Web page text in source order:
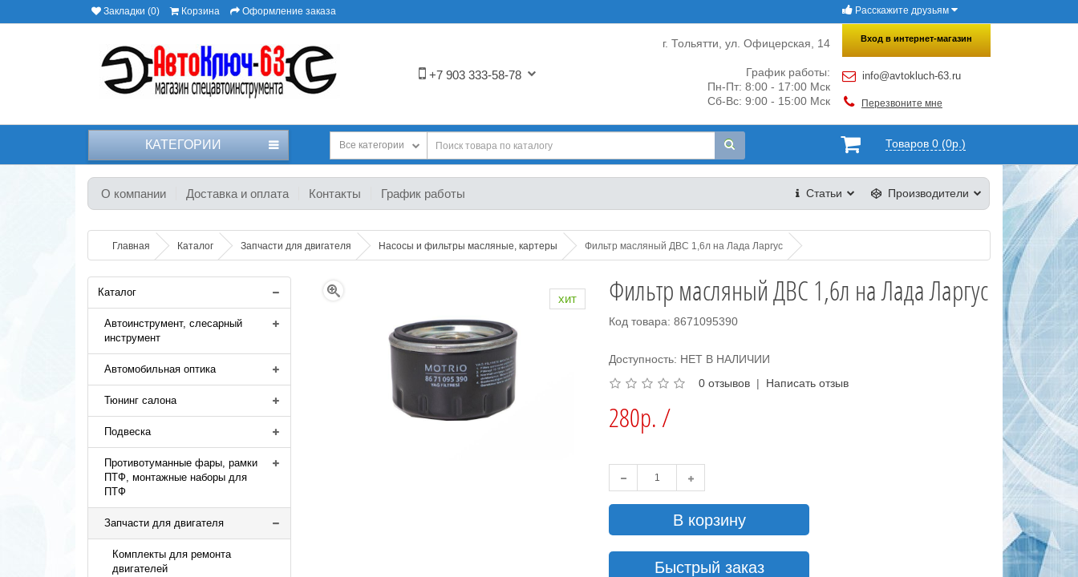
×
Закладки (0) Корзина Оформление заказа Расскажите друзьям
+7 903 333-58-78
Вход в интернет-магазин
info@avtokluch-63.ru
Перезвоните мне
г. Тольятти, ул. Офицерская, 14
График работы:
Пн-Пт: 8:00 - 17:00 Мск
Сб-Вс: 9:00 - 15:00 Мск
КАТЕГОРИИ Товаров 0 (0р.)
Все категории
О компании Доставка и оплата Контакты График работы Производители
Статьи
Главная Каталог Запчасти для двигателя Насосы и фильтры масляные, картеры Фильтр масляный ДВС 1,6л на Лада Ларгус
Каталог
Автоинструмент, слесарный
инструмент
Автомобильная оптика
Тюнинг салона
Подвеска
Противотуманные фары, рамки
ПТФ, монтажные наборы для
ПТФ
Запчасти для двигателя
Комплекты для ремонта
двигателей
хит Фильтр масляный ДВС 1,6л на Лада Ларгус
Код товара: 8671095390
Доступность: НЕТ В НАЛИЧИИ
0 отзывов | Написать отзыв
280р. /
В корзину
Быстрый заказ